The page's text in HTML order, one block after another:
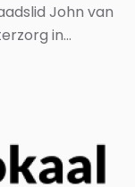
John van
in...